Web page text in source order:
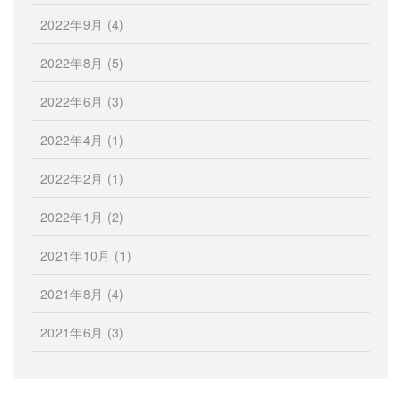
2022年9月 (4)
2022年8月 (5)
2022年6月 (3)
2022年4月 (1)
2022年2月 (1)
2022年1月 (2)
2021年10月 (1)
2021年8月 (4)
2021年6月 (3)